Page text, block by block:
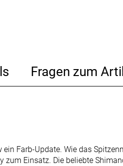
Fragen zum
Farb-Update. Wie das
Einsatz. Die beliebte